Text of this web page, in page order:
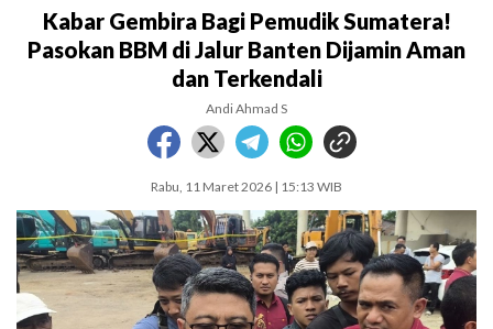
Kabar Gembira Bagi Pemudik Sumatera!
Pasokan BBM di Jalur Banten Dijamin Aman
dan Terkendali
Andi Ahmad S
Rabu, 11 Maret 2026 | 15:13 WIB